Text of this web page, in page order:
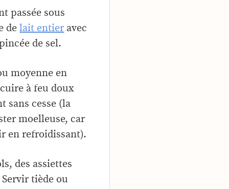
passée sous
delait entier avec
de sel.
moyenne en
à feu doux
sans cesse (la
moelleuse, car
en refroidissant).
des assiettes
tiède ou